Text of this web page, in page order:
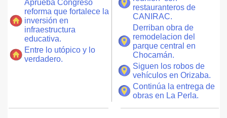
Aprueba Congreso
reforma que fortalece la
inversión en
infraestructura
educativa.
Entre lo utópico y lo
verdadero.
restauranteros de
CANIRAC.
Derriban obra de
remodelacion del
parque central en
Chocamán.
Siguen los robos de
vehículos en Orizaba.
Continúa la entrega de
obras en La Perla.